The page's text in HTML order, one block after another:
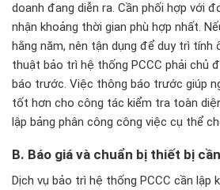
doanh đang diễn ra. Cần phối hợp với
nhận khoảng thời gian phù hợp nhất.
hằng năm, nên tận dụng để duy trì
thuật bảo trì hệ thống PCCC phải chủ
báo trước. Việc thông báo trước giúp
tốt hơn cho công tác kiểm tra toàn
lập bảng phân công công việc cụ thể
B. Báo giá và chuẩn bị thiết bị cần
Dịch vụ bảo trì hệ thống PCCC cần lập